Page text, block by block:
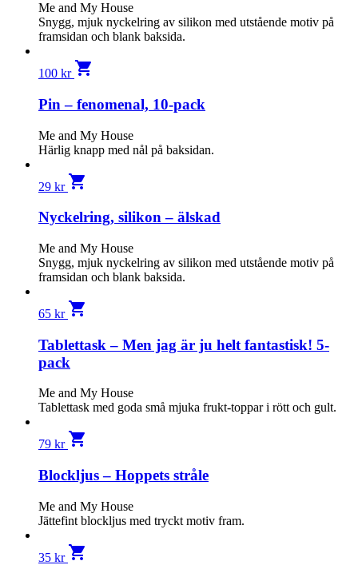
Me and My House
Snygg, mjuk nyckelring av silikon med utstående motiv på
framsidan och blank baksida.
100 kr shopping_cart
Pin – fenomenal, 10-pack
Me and My House
Härlig knapp med nål på baksidan.
29 kr shopping_cart
Nyckelring, silikon – älskad
Me and My House
Snygg, mjuk nyckelring av silikon med utstående motiv på
framsidan och blank baksida.
65 kr shopping_cart
Tablettask – Men jag är ju helt fantastisk! 5-
pack
Me and My House
Tablettask med goda små mjuka frukt-toppar i rött och gult.
79 kr shopping_cart
Blockljus – Hoppets stråle
Me and My House
Jättefint blockljus med tryckt motiv fram.
35 kr shopping_cart